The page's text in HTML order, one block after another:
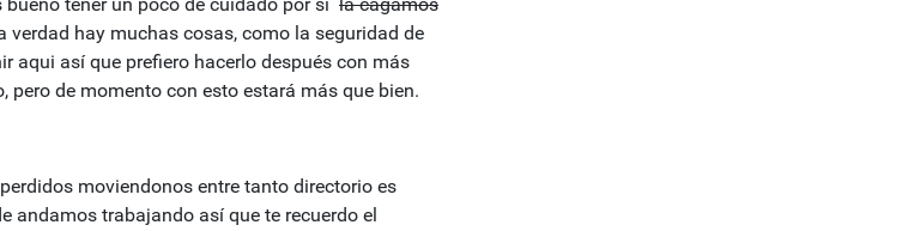
verdad hay muchas cosas, como la seguridad de
aqui así que prefiero hacerlo después con más
pero de momento con esto estará más que bien.
moviendonos entre tanto directorio es
andamos trabajando así que te recuerdo el